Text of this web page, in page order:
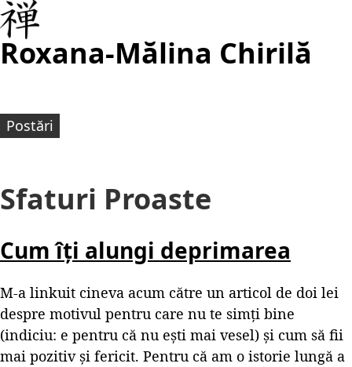
Roxana-Mălina Chirilă
Postări
Sfaturi Proaste
Cum îți alungi deprimarea
M-a linkuit cineva acum către un articol de doi lei
despre motivul pentru care nu te simți bine
(indiciu: e pentru că nu ești mai vesel) și cum să fii
mai pozitiv și fericit. Pentru că am o istorie lungă a